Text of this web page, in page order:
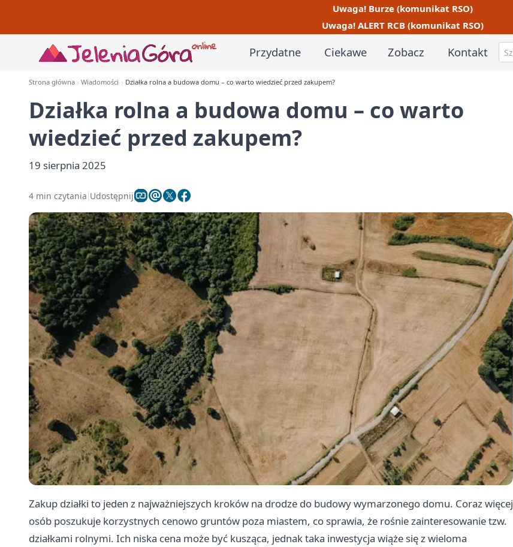
Uwaga! Burze (komunikat RSO)
Uwaga! ALERT RCB (komunikat RSO)
Przydatne Ciekawe Zobacz Kontakt
Strona główna Wiadomości Działka rolna a budowa domu – co warto wiedzieć przed zakupem?
Działka rolna a budowa domu – co warto
wiedzieć przed zakupem?
19 sierpnia 2025
4 min czytania Udostępnij
Zakup działki to jeden z najważniejszych kroków na drodze do budowy wymarzonego domu. Coraz więcej
osób poszukuje korzystnych cenowo gruntów poza miastem, co sprawia, że rośnie zainteresowanie tzw.
działkami rolnymi. Ich niska cena może być kusząca, jednak taka inwestycja wiąże się z wieloma